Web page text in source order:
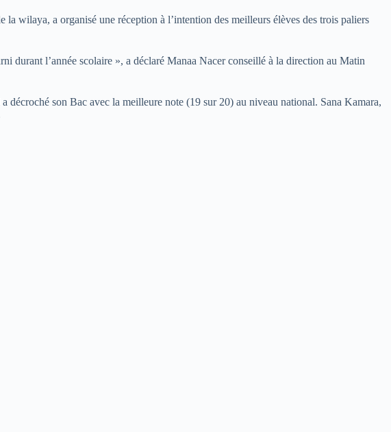
wilaya, a organisé une réception à l’intention des meilleurs élèves des trois paliers
durant l’année scolaire », a déclaré Manaa Nacer conseillé à la direction au Matin
décroché son Bac avec la meilleure note (19 sur 20) au niveau national. Sana Kamara,